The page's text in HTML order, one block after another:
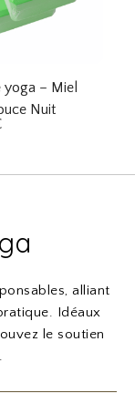
yoga – Miel
Nuit
alliant
Idéaux
le soutien